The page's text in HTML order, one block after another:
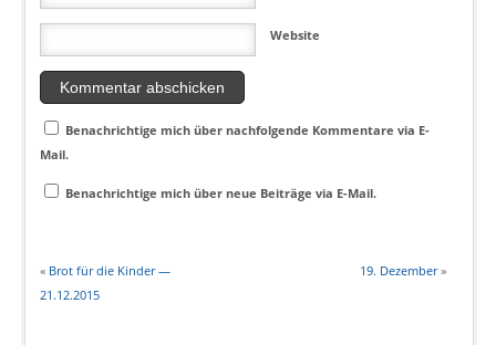
Website
Benachrichtige mich über nachfolgende Kommentare via E-
Mail.
Benachrichtige mich über neue Beiträge via E-Mail.
« Brot für die Kinder —
21.12.2015
19. Dezember»